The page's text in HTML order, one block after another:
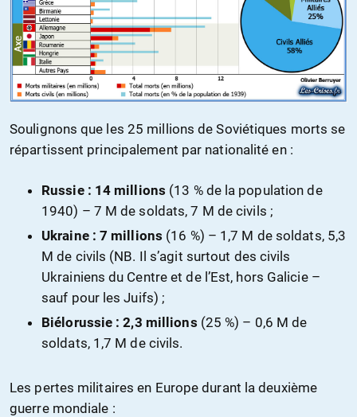
Soulignons que les 25 millions de Soviétiques morts se
répartissent principalement par nationalité en :
Russie : 14 millions (13 % de la population de
1940) – 7 M de soldats, 7 M de civils ;
Ukraine : 7 millions (16 %) – 1,7 M de soldats, 5,3
M de civils (NB. Il s’agit surtout des civils
Ukrainiens du Centre et de l’Est, hors Galicie –
sauf pour les Juifs) ;
Biélorussie : 2,3 millions (25 %) – 0,6 M de
soldats, 1,7 M de civils.
Les pertes militaires en Europe durant la deuxième
guerre mondiale :